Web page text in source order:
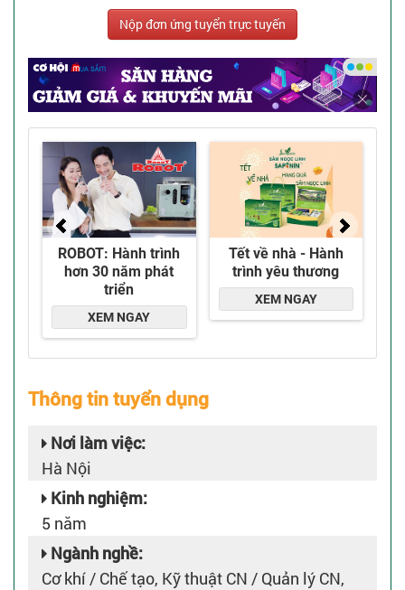
Nộp đơn ứng tuyển trực tuyến
Thông tin tuyển dụng
Nơi làm việc:
Hà Nội
Kinh nghiệm:
5 năm
Ngành nghề:
Cơ khí / Chế tạo, Kỹ thuật CN / Quản lý CN,